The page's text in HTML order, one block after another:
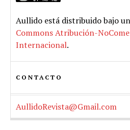
Aullido está distribuido bajo
Commons Atribución-
Internacional.
CONTACTO
AullidoRevista@Gmail.com